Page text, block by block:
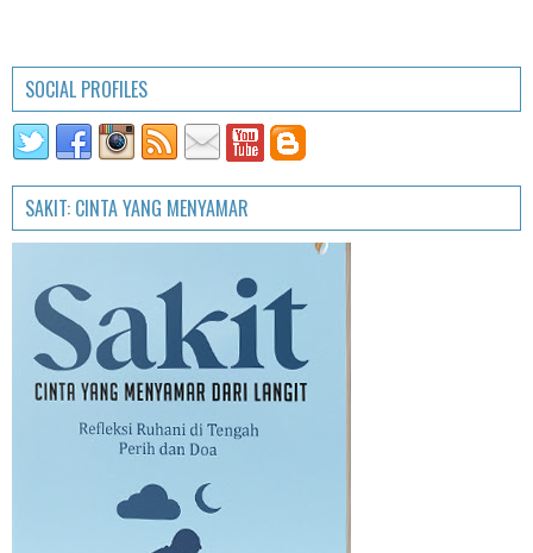
SOCIAL PROFILES
SAKIT: CINTA YANG MENYAMAR